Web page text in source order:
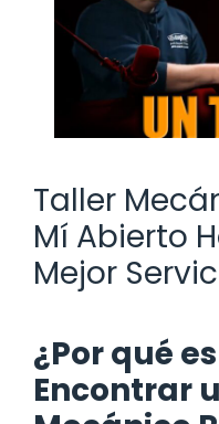
Taller
Mí Abierto
Mejor
¿Por qué
Encontrar